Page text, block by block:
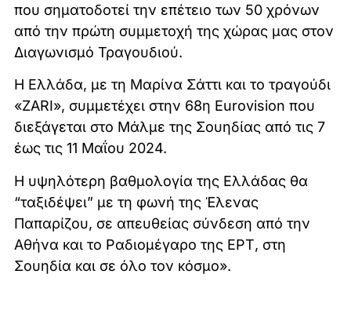
που σηματοδοτεί την επέτειο των 50 χρόνων
από την πρώτη συμμετοχή της χώρας μας στον
Διαγωνισμό Τραγουδιού.
Η Ελλάδα, με τη Μαρίνα Σάττι και το τραγούδι
«ZARI», συμμετέχει στην 68η Eurovision που
διεξάγεται στο Μάλμε της Σουηδίας από τις 7
έως τις 11 Μαΐου 2024.
Η υψηλότερη βαθμολογία της Ελλάδας θα
“ταξιδέψει” με τη φωνή της Έλενας
Παπαρίζου, σε απευθείας σύνδεση από την
Αθήνα και το Ραδιομέγαρο της ΕΡΤ, στη
Σουηδία και σε όλο τον κόσμο».